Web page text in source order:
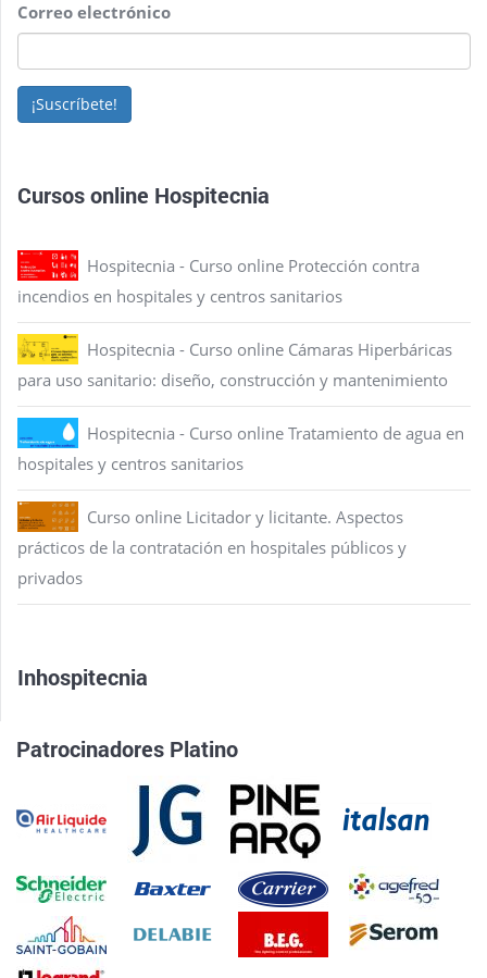
Correo electrónico
¡Suscríbete!
Cursos online Hospitecnia
Hospitecnia - Curso online Protección contra
incendios en hospitales y centros sanitarios
Hospitecnia - Curso online Cámaras Hiperbáricas
para uso sanitario: diseño, construcción y mantenimiento
Hospitecnia - Curso online Tratamiento de agua en
hospitales y centros sanitarios
Curso online Licitador y licitante. Aspectos
prácticos de la contratación en hospitales públicos y
privados
Inhospitecnia
Patrocinadores Platino